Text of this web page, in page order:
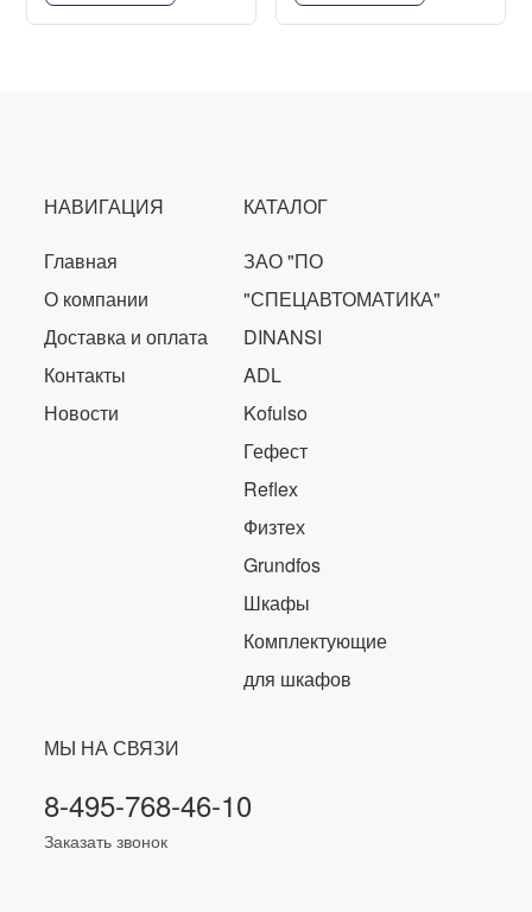
НАВИГАЦИЯ
Главная
О компании
Доставка и оплата
Контакты
Новости
КАТАЛОГ
ЗАО "ПО
"СПЕЦАВТОМАТИКА"
DINANSI
ADL
Kofulso
Гефест
Reflex
Физтех
Grundfos
Шкафы
Комплектующие
для шкафов
МЫ НА СВЯЗИ
8-495-768-46-10
Заказать звонок